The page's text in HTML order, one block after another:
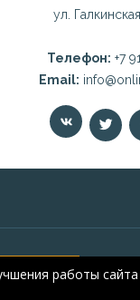
ул.
Телефон: +7
Email:
работы